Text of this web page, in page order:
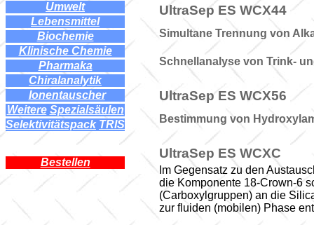
Umwelt...
Lebensmittel
Biochemie
Klinische Chemie
Pharmaka
Chiralanalytik
Ionentauscher.
Weiterel Spezialsäulen
Selektivitätspack TRIS
Bestellen
UltraSep ES WCX44
Simultane Trennung von
Schnellanalyse von Trink-
UltraSep ES WCX56
Bestimmung von
UltraSep ES WCXC
Im Gegensatz zu den
die Komponente 18-Crown-6
(Carboxylgruppen) an die
zur fluiden (mobilen) Phase